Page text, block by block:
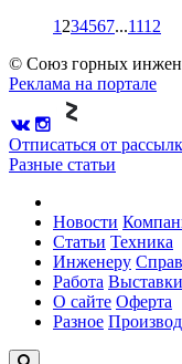
1 234567...1112
© Союз горных
Реклама на портале
Отписаться от
Разные статьи
Новости
Статьи Техника
Инженеру
Работа Выставки
О сайте Оферта
Разное